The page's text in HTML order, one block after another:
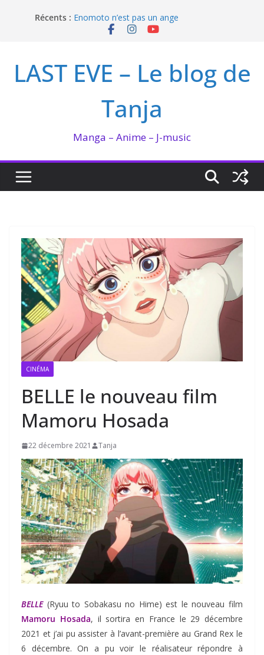
Récents : Enomoto n’est pas un ange
QUEEN BEE enflamme le Bataclan
I’m not in love de Zeniko Sumiya
LAST EVE – Le blog de
Tanja
Manga – Anime – J-music
CINÉMA
BELLE le nouveau film
Mamoru Hosada
22 décembre 2021 Tanja
BELLE(Ryuu to Sobakasu no Hime) est le nouveau film
Mamoru Hosada, il sortira en France le 29 décembre
2021 et j’ai pu assister à l’avant-première au Grand Rex le
6 décembre. On a pu voir le réalisateur répondre à